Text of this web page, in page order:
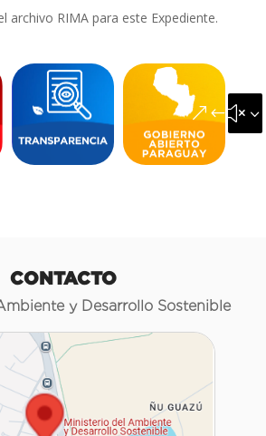
archivo RIMA para este Expediente.
CONTACTO
y Desarrollo Sostenible